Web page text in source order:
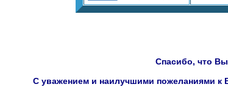
Спасибо, что
С уважением и наилучшими пожеланиями к